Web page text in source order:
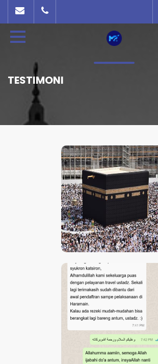
TESTIMONI
JAMAAH FULAN ALUMNI
UMROH 1 SEPTEMBER
CONTOH TESTIMONI
JAMAAH UMRAH BIRO
TRAVEL UMRAH